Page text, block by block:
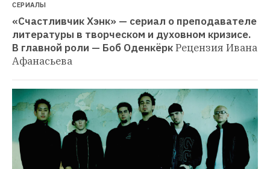
СЕРИАЛЫ
«Счастливчик Хэнк» — сериал о преподавателе
литературы в творческом и духовном кризисе.
В главной роли — Боб ОденкёркРецензия Ивана
Афанасьева